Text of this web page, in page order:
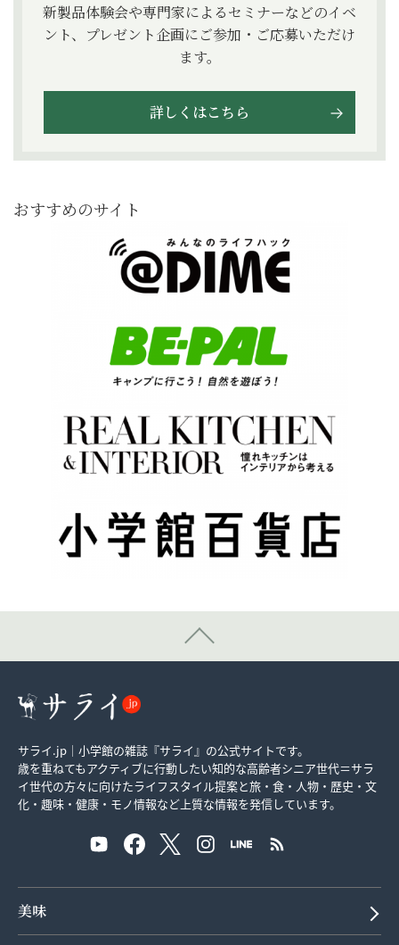
新製品体験会や専門家によるセミナーなどのイベ
ント、プレゼント企画にご参加・ご応募いただけ
ます。
詳しくはこちら
おすすめのサイト
サライ.jp｜小学館の雑誌『サライ』の公式サイトです。
歳を重ねてもアクティブに行動したい知的な高齢者シニア世代＝サラ
イ世代の方々に向けたライフスタイル提案と旅・食・人物・歴史・文
化・趣味・健康・モノ情報など上質な情報を発信しています。
美味